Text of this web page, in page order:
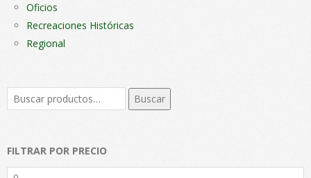
Oficios
Recreaciones Históricas
Regional
Buscar
por:
Buscar
FILTRAR POR PRECIO
Precio